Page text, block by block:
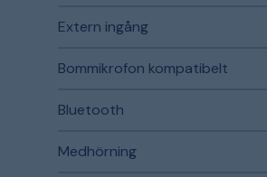
Extern ingång
Bommikrofon kompatibelt
Bluetooth
Medhörning